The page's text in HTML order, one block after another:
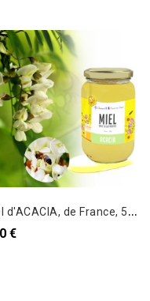
M
iel d'ACACIA, de France, 500g
€